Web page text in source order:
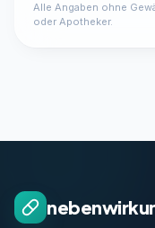
Alle Angaben ohne
oder Apotheker.